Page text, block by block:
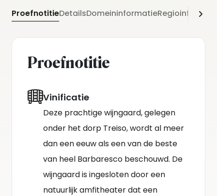
ProefnotitieDetailsDomeininformatie
Proefnotitie
Vinificatie
Deze prachtige wijngaard, gelegen
onder het dorp Treiso, wordt al meer
dan een eeuw als een van de beste
van heel Barbaresco beschouwd. De
wijngaard is ingesloten door een
natuurlijk amfitheater dat een